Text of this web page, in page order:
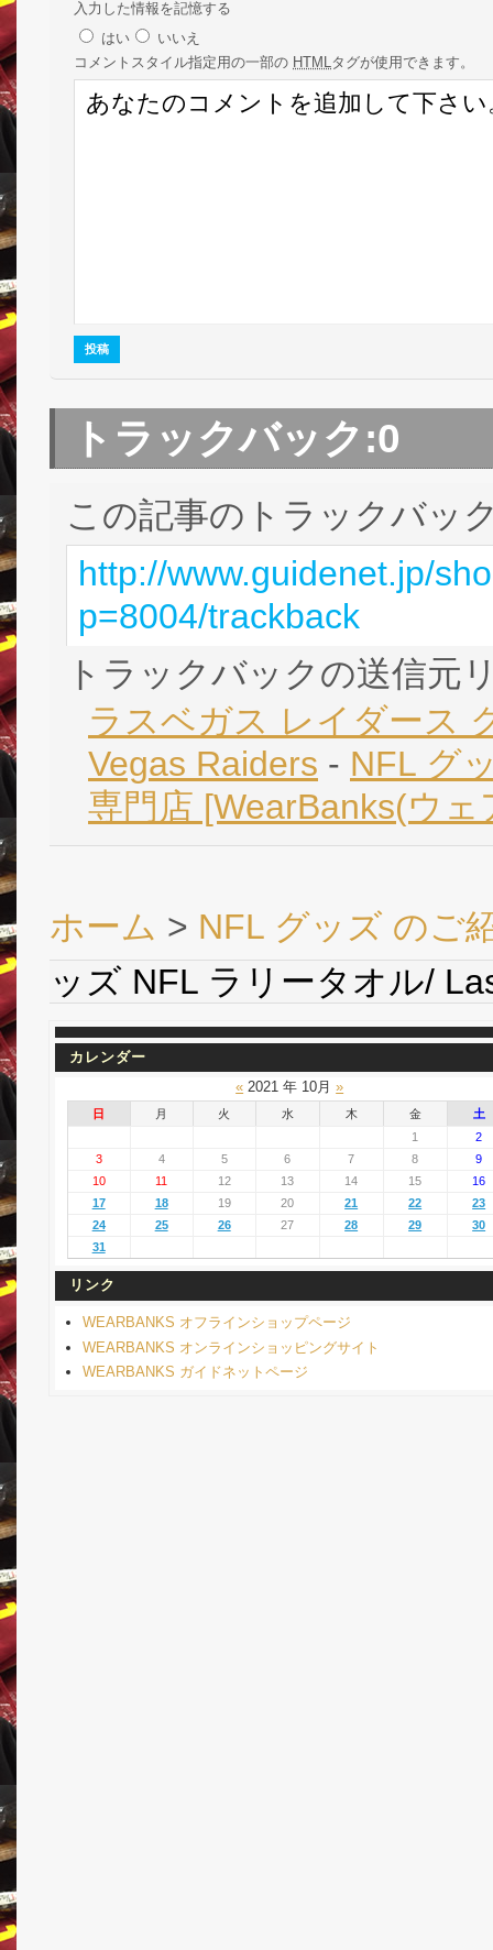
入力した情報を記憶する
はい
いいえ
コメント スタイル指定用の一部の HTMLタグが使用できます。
トラックバック:0
この記事のトラックバッ
http://www.guidenet.jp/
p=8004/trackback
トラックバックの送信元
ラスベガス レイダース
Vegas Raiders - NFL グ
専門店 [WearBanks(ウ
ホーム > NFL グッズ のご
ッズ NFL ラリータオル/
カレンダー
« 2021 年 10月»
日 月 火 水 木 金
土
1
2
3
4 5 6 7 8
9
10
11 12 13 14 15
16
17
18 19 20 21 22
23
24
25 26 27 28 29
30
31
リンク
WEARBANKS オフラインショップページ
WEARBANKS オンラインショッピングサイト
WEARBANKS ガイドネットページ